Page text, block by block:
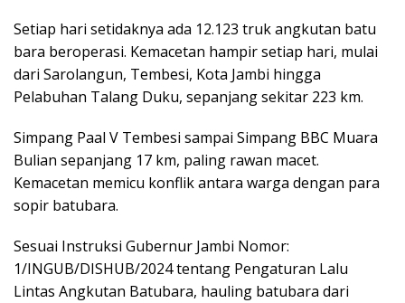
Setiap hari setidaknya ada 12.123 truk angkutan batu
bara beroperasi. Kemacetan hampir setiap hari, mulai
dari Sarolangun, Tembesi, Kota Jambi hingga
Pelabuhan Talang Duku, sepanjang sekitar 223 km.
Simpang Paal V Tembesi sampai Simpang BBC Muara
Bulian sepanjang 17 km, paling rawan macet.
Kemacetan memicu konflik antara warga dengan para
sopir batubara.
Sesuai Instruksi Gubernur Jambi Nomor:
1/INGUB/DISHUB/2024 tentang Pengaturan Lalu
Lintas Angkutan Batubara, hauling batubara dari